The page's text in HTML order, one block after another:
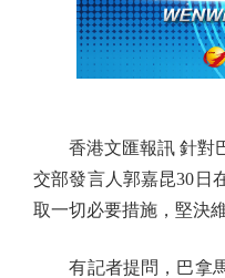
香港文匯報訊 針對巴
交部發言人郭嘉昆30日
取一切必要措施，堅決
有記者提問，巴拿馬